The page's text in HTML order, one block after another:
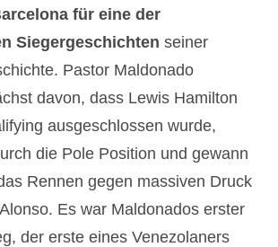
für eine der
Siegergeschichten seiner
Pastor Maldonado
davon, dass Lewis Hamilton
ausgeschlossen wurde,
die Pole Position und gewann
Rennen gegen massiven Druck
Es war Maldonados erster
der erste eines Venezolaners